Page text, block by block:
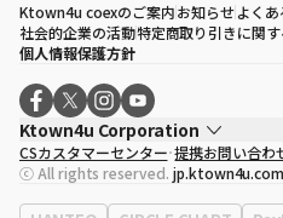
Ktown4u coexのご案内お知らせよく
社会的企業の活動特定商取り引きに関
個人情報保護方針
Ktown4u Corporation
代表取締役
ソン・ヒョミン
事業者登録番号120-87-71116
eContext
0120-23-7523
CSカスタマーセンター 提携お問い合わ
ⓒ All rights reserved. jp.ktown4u.com